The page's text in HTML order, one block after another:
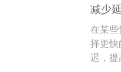
减少
在某
择更
迟，提